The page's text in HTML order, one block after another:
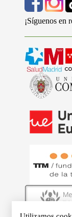
¡Síguenos en